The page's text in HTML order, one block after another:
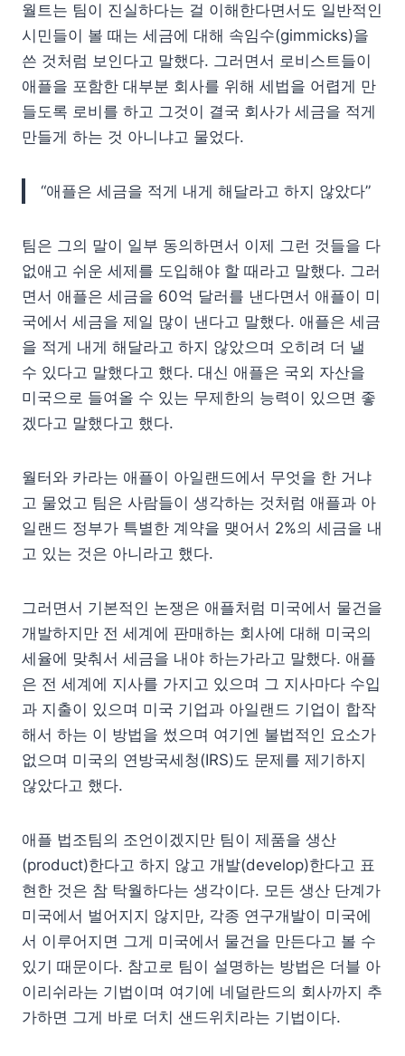
월트는 팀이 진실하다는 걸 이해한다면서도 일반적인
시민들이 볼 때는 세금에 대해 속임수(gimmicks)을
쓴 것처럼 보인다고 말했다. 그러면서 로비스트들이
애플을 포함한 대부분 회사를 위해 세법을 어렵게 만
들도록 로비를 하고 그것이 결국 회사가 세금을 적게
만들게 하는 것 아니냐고 물었다.
“애플은 세금을 적게 내게 해달라고 하지 않았다”
팀은 그의 말이 일부 동의하면서 이제 그런 것들을 다
없애고 쉬운 세제를 도입해야 할 때라고 말했다. 그러
면서 애플은 세금을 60억 달러를 낸다면서 애플이 미
국에서 세금을 제일 많이 낸다고 말했다. 애플은 세금
을 적게 내게 해달라고 하지 않았으며 오히려 더 낼
수 있다고 말했다고 했다. 대신 애플은 국외 자산을
미국으로 들여올 수 있는 무제한의 능력이 있으면 좋
겠다고 말했다고 했다.
월터와 카라는 애플이 아일랜드에서 무엇을 한 거냐
고 물었고 팀은 사람들이 생각하는 것처럼 애플과 아
일랜드 정부가 특별한 계약을 맺어서 2%의 세금을 내
고 있는 것은 아니라고 했다.
그러면서 기본적인 논쟁은 애플처럼 미국에서 물건을
개발하지만 전 세계에 판매하는 회사에 대해 미국의
세율에 맞춰서 세금을 내야 하는가라고 말했다. 애플
은 전 세계에 지사를 가지고 있으며 그 지사마다 수입
과 지출이 있으며 미국 기업과 아일랜드 기업이 합작
해서 하는 이 방법을 썼으며 여기엔 불법적인 요소가
없으며 미국의 연방국세청(IRS)도 문제를 제기하지
않았다고 했다.
애플 법조팀의 조언이겠지만 팀이 제품을 생산
(product)한다고 하지 않고 개발(develop)한다고 표
현한 것은 참 탁월하다는 생각이다. 모든 생산 단계가
미국에서 벌어지지 않지만, 각종 연구개발이 미국에
서 이루어지면 그게 미국에서 물건을 만든다고 볼 수
있기 때문이다. 참고로 팀이 설명하는 방법은 더블 아
이리쉬라는 기법이며 여기에 네덜란드의 회사까지 추
가하면 그게 바로 더치 샌드위치라는 기법이다.